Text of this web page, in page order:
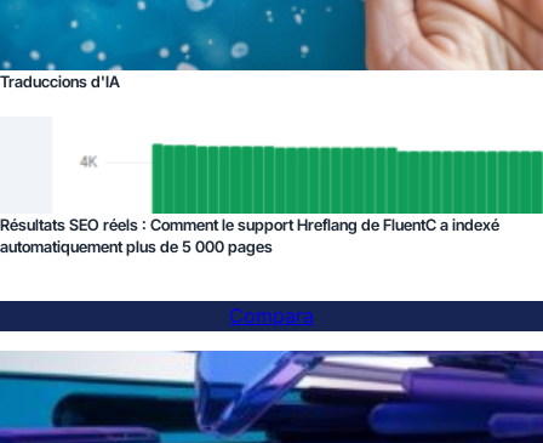
Traduccions d'IA
Résultats SEO réels : Comment le support Hreflang de FluentC a indexé
automatiquement plus de 5 000 pages
Compara